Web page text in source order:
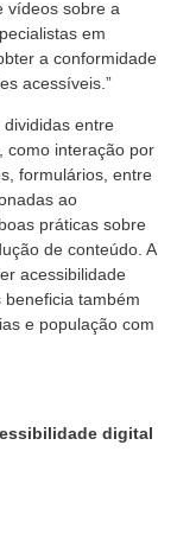
vídeos sobre a
em
a conformidade
acessíveis.”
divididas entre
como interação por
formulários, entre
ao
práticas sobre
de conteúdo. A
acessibilidade
também
e população com
digital